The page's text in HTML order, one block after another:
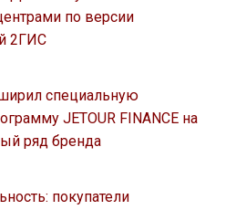
по версии
2ГИС
специальную
JETOUR FINANCE на
ряд бренда
покупатели